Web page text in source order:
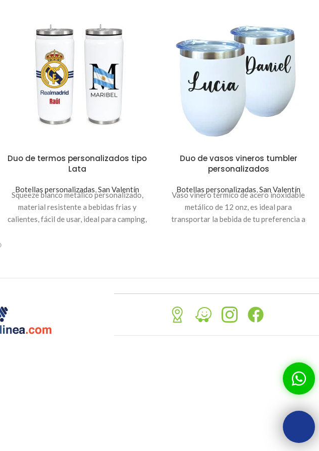
Duo de termos personalizados tipo
Lata
Botellas personalizadas San Valentín
Squeeze blanco metálico personalizado,
material resistente a bebidas frias y
calientes, fácil de usar, ideal para camping,
Duo de vasos vineros tumbler
personalizados
Botellas personalizadas San Valentín
Vaso vinero térmico de acero inoxidable
metálico de 12 onz, es ideal para
transportar la bebida de tu preferencia a
nombre.